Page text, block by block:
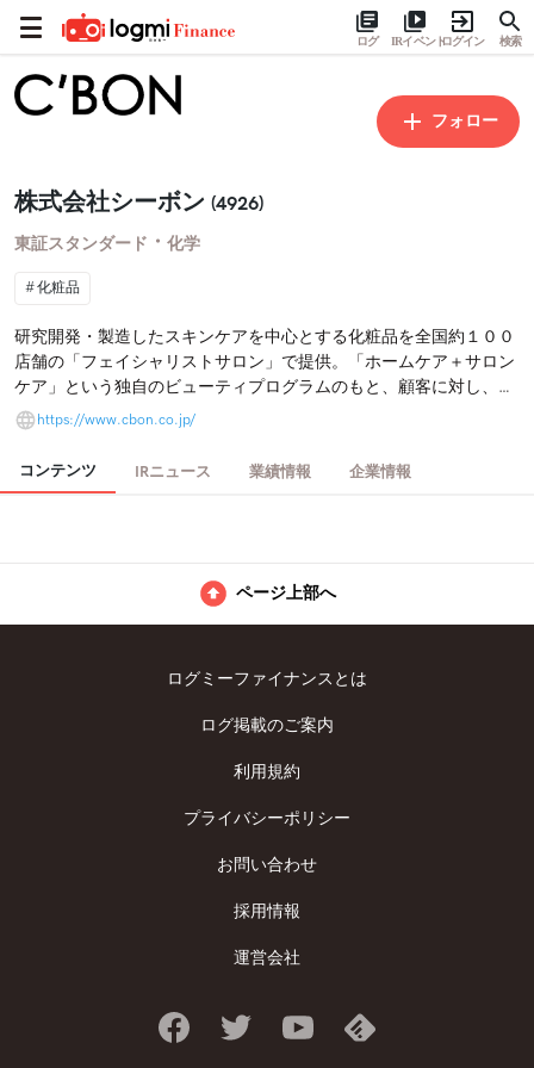
ログ IRイベントログイン 検索
フォロー
株式会社シーボン (4926)
東証スタンダード ・ 化学
化粧品
研究開発・製造したスキンケアを中心とする化粧品を全国約１００
店舗の「フェイシャリストサロン」で提供。「ホームケア＋サロン
ケア」という独自のビューティプログラムのもと、顧客に対し、定
期的な肌チェックやスキンケアアドバイス、フェイシャルケア等の
アフターサービスを提供し、顧客との継続的関係を構築。海外、通
信販売の売上比率拡大にて、バランスの良いポートフォリオの構築
を目指す。
https://www.cbon.co.jp/
コンテンツ IRニュース 業績情報 企業情報
ページ上部へ
ログミーファイナンスとは
ログ掲載のご案内
利用規約
プライバシーポリシー
お問い合わせ
採用情報
運営会社